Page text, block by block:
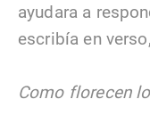
ayudara a
escribía en
Como florecen